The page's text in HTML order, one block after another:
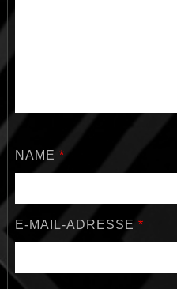
NAME *
E-MAIL-ADRESSE *